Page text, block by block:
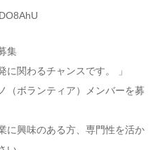
集
に関わるチャンスです。 」
（ボランティア）メンバーを募
に興味のある方、専門性を活か